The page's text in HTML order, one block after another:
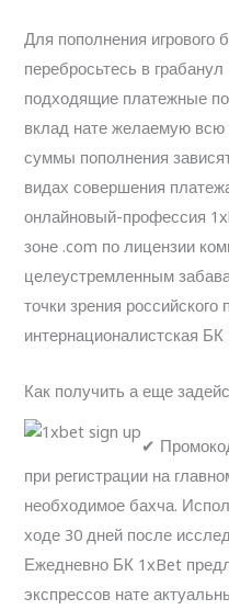
Для пополнения игрового
перебросьтесь в
подходящие платежные
вклад нате желаемую
суммы пополнения
видах совершения
онлайновый-профессия
зоне .com по лицензии
целеустремленным
точки зрения российского
интернационалистская
Как получить а еще
✔
при регистрации на
необходимое бахча.
ходе 30 дней после
Ежедневно БК 1xBet
экспрессов нате